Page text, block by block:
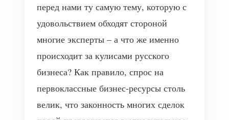
перед нами ту самую тему, которую с
удовольствием обходят стороной
многие эксперты – а что же именно
происходит за кулисами русского
бизнеса? Как правило, спрос на
первоклассные бизнес-ресурсы столь
велик, что законность многих сделок